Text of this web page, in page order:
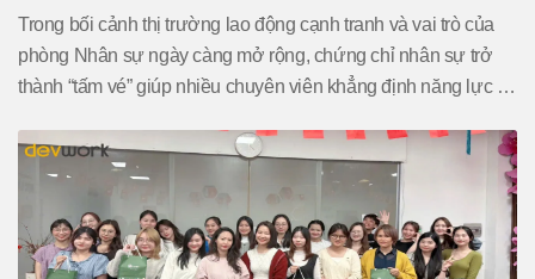
Trong bối cảnh thị trường lao động cạnh tranh và vai trò của
phòng Nhân sự ngày càng mở rộng, chứng chỉ nhân sự trở
thành “tấm vé” giúp nhiều chuyên viên khẳng định năng lực và
cung cấp một góc nhìn toàn diện về chứng chỉ ngành nhân
sự, đối tượng phù hợp, lý do nên sở hữu, tiêu chí lựa chọn
khóa học và những lưu ý quan trọng trước khi đăng ký.